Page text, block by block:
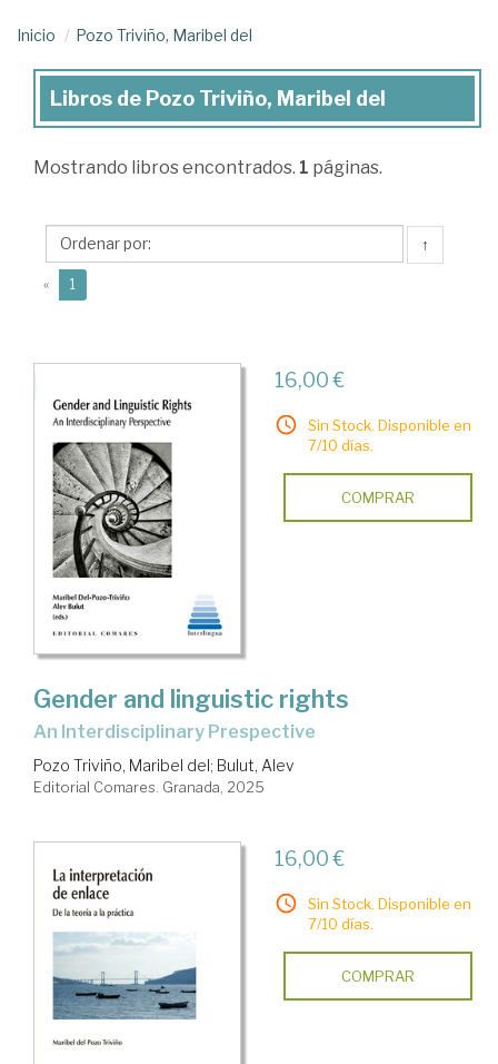
Inicio Pozo Triviño, Maribel del
Libros
Pozo
Maribel
del
Libros de Pozo Triviño, Maribel del
Mostrando libros encontrados. 1 páginas.
↑
« 1
16,00 €
Sin Stock. Disponible en
7/10 días.
COMPRAR
Gender and linguistic rights
An Interdisciplinary Prespective
Pozo Triviño, Maribel del; Bulut, Alev
Editorial Comares. Granada, 2025
16,00 €
Sin Stock. Disponible en
7/10 días.
COMPRAR